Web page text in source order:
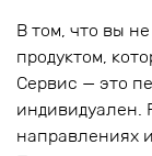
В том, что вы
продуктом,
Сервис — это
индивидуален.
направлениях